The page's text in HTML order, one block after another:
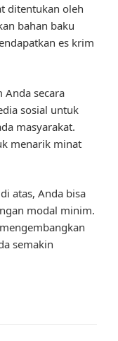
ditentukan oleh
bahan baku
es krim
Anda secara
sosial untuk
masyarakat.
menarik minat
atas, Anda bisa
modal minim.
semakin